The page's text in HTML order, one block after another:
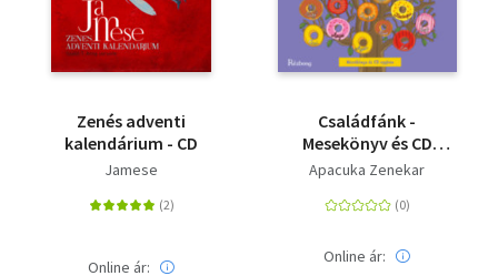
Zenés adventi
kalendárium - CD
Jamese
Online ár:
Családfánk -
Mesekönyv és CD
egyben
Apacuka Zenekar
Online ár: